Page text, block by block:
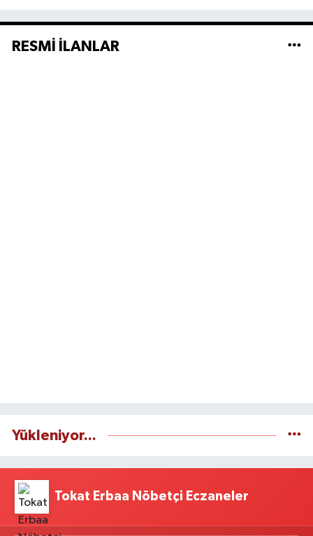
RESMİ İLANLAR
Yükleniyor...
Tokat Erbaa Nöbetçi Eczaneler